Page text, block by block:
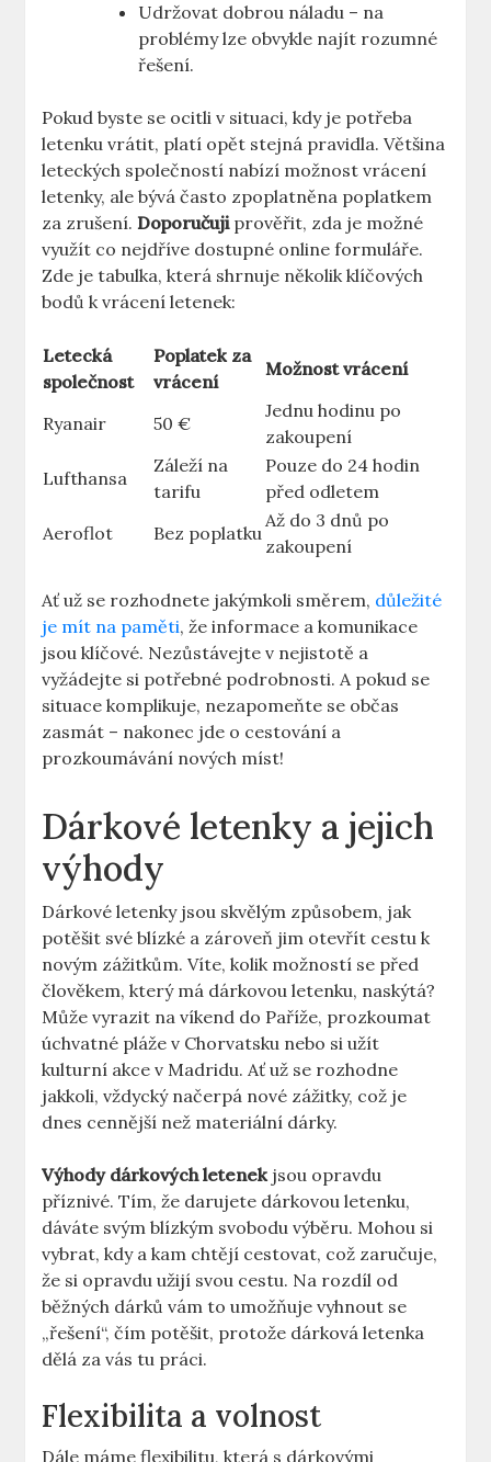
Udržovat dobrou náladu – na
problémy lze obvykle najít rozumné
řešení.
Pokud byste se ocitli v situaci, kdy je potřeba
letenku vrátit, platí opět stejná pravidla. Většina
leteckých společností nabízí možnost vrácení
letenky, ale bývá často zpoplatněna poplatkem
za zrušení.Doporučujiprověřit, zda je možné
využít co nejdříve dostupné online formuláře.
Zde je tabulka, která shrnuje několik klíčových
bodů k vrácení letenek:
Letecká
společnost
Poplatek za
vrácení
Možnost vrácení
Ryanair 50 €
Jednu hodinu po
zakoupení
Lufthansa
Záleží na
tarifu
Pouze do 24 hodin
před odletem
Aeroflot
Bez poplatku
Až do 3 dnů po
zakoupení
Ať už se rozhodnete jakýmkoli směrem, důležité
je mít na paměti, že informace a komunikace
jsou klíčové. Nezůstávejte v nejistotě a
vyžádejte si potřebné podrobnosti. A pokud se
situace komplikuje, nezapomeňte se občas
zasmát – nakonec jde o cestování a
prozkoumávání nových míst!
Dárkové letenky a jejich
výhody
Dárkové letenky jsou skvělým způsobem, jak
potěšit své blízké a zároveň jim otevřít cestu k
novým zážitkům. Víte, kolik možností se před
člověkem, který má dárkovou letenku, naskýtá?
Může vyrazit na víkend do Paříže, prozkoumat
úchvatné pláže v Chorvatsku nebo si užít
kulturní akce v Madridu. Ať už se rozhodne
jakkoli, vždycký načerpá nové zážitky, což je
dnes cennější než materiální dárky.
Výhody dárkových letenekjsou opravdu
příznivé. Tím, že darujete dárkovou letenku,
dáváte svým blízkým svobodu výběru. Mohou si
vybrat, kdy a kam chtějí cestovat, což zaručuje,
že si opravdu užijí svou cestu. Na rozdíl od
běžných dárků vám to umožňuje vyhnout se
„řešení“, čím potěšit, protože dárková letenka
dělá za vás tu práci.
Flexibilita a volnost
Dále máme flexibilitu, která s dárkovými